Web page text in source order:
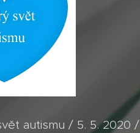
autismu / 5. 5. 2020 /